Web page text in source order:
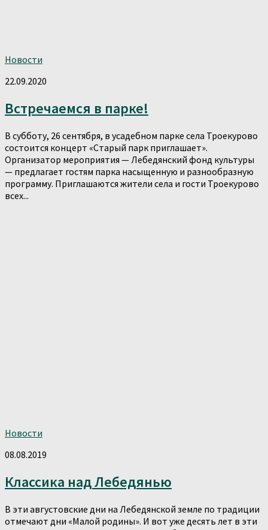
Новости
22.09.2020
Встречаемся в парке!
В субботу, 26 сентября, в усадебном парке села Троекурово
состоится концерт «Старый парк приглашает».
Организатор мероприятия — Лебедянский фонд культуры
— предлагает гостям парка насыщенную и разнообразную
программу. Приглашаются жители села и гости Троекурово
всех...
Новости
08.08.2019
Классика над Лебедянью
В эти августовские дни на Лебедянской земле по традиции
отмечают дни «Малой родины». И вот уже десять лет в эти